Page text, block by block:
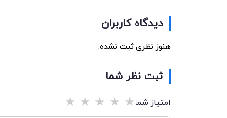
دیدگاه کاربران
هنوز نظری ثبت نشده.
ثبت نظر شما
امتیاز شما★
★
★
★
★